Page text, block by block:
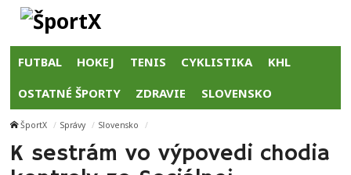
FUTBAL HOKEJ TENIS CYKLISTIKA KHL
OSTATNÉ ŠPORTY ZDRAVIE SLOVENSKO
ŠportX Správy Slovensko
K sestrám vo výpovedi chodia